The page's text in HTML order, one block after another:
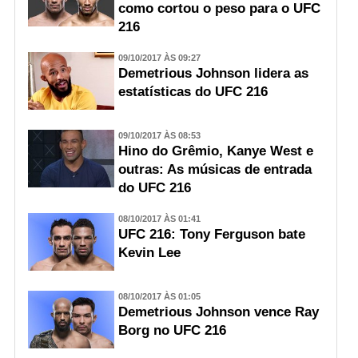
como cortou o peso para o UFC
216
09/10/2017 ÀS 09:27
Demetrious Johnson lidera as
estatísticas do UFC 216
09/10/2017 ÀS 08:53
Hino do Grêmio, Kanye West e
outras: As músicas de entrada
do UFC 216
08/10/2017 ÀS 01:41
UFC 216: Tony Ferguson bate
Kevin Lee
08/10/2017 ÀS 01:05
Demetrious Johnson vence Ray
Borg no UFC 216